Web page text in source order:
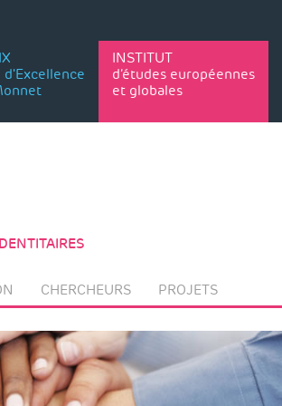
d'Excellence
INSTITUT
d’études européennes
et globales
CHERCHEURS PROJETS